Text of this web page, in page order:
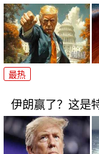
最热
伊朗赢了？这是